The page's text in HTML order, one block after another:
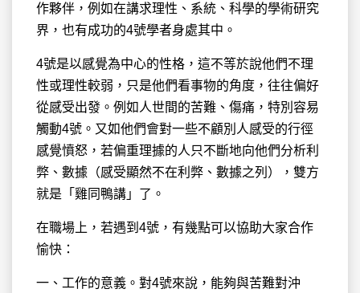
作夥伴，例如在講求理性、系統、科學的學術研究
界，也有成功的4號學者身處其中。
4號是以感覺為中心的性格，這不等於說他們不理
性或理性較弱，只是他們看事物的角度，往往偏好
從感受出發。例如人世間的苦難、傷痛，特別容易
觸動4號。又如他們會對一些不顧別人感受的行徑
感覺憤怒，若偏重理據的人只不斷地向他們分析利
弊、數據（感受顯然不在利弊、數據之列），雙方
就是「雞同鴨講」了。
在職場上，若遇到4號，有幾點可以協助大家合作
愉快：
一、工作的意義。對4號來說，能夠與苦難對沖